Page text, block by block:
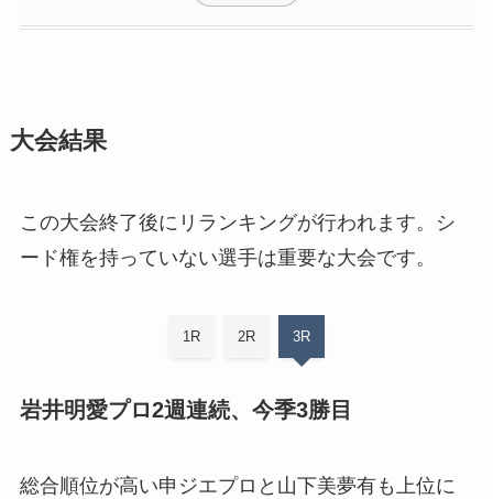
大会結果
この大会終了後にリランキングが行われます。シ
ード権を持っていない選手は重要な大会です。
1R 2R 3R
岩井明愛プロ2週連続、今季3勝目
総合順位が高い申ジエプロと山下美夢有も上位に